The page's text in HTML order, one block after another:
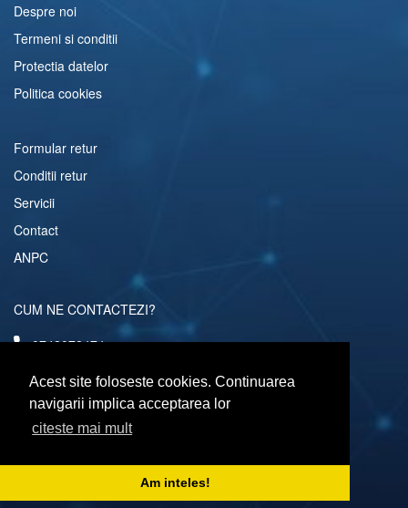
Acest site foloseste cookies. Continuarea
navigarii implica acceptarea lor
citeste mai mult
Am inteles!
Despre noi
Termeni si conditii
Protectia datelor
Politica cookies
Formular retur
Conditii retur
Servicii
Contact
ANPC
CUM NE CONTACTEZI?
0742072474
comenzi@computerescu.ro
URMARESTE-NE SI PE
Copyright © 2026 Computerescu.ro. All rights reserved